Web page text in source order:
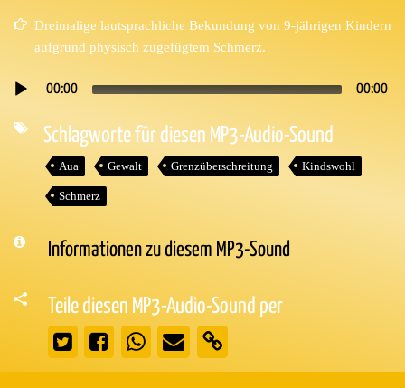
Dreimalige lautsprachliche Bekundung von 9-jährigen Kindern
aufgrund physisch zugefügtem Schmerz.
Audio-
00:00 00:00
Schlagworte für diesen MP3-Audio-Sound
Aua Gewalt Grenzüberschreitung Kindswohl
Schmerz
Informationen zu diesem MP3-Sound
Teile diesen MP3-Audio-Sound per